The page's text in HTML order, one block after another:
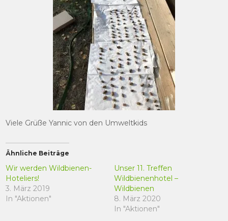
Viele Grüße Yannic von den Umweltkids
Ähnliche Beiträge
Wir werden Wildbienen-
Hoteliers!
3. März 2019
In "Aktionen"
Unser 11. Treffen
Wildbienenhotel –
Wildbienen
8. März 2020
In "Aktionen"